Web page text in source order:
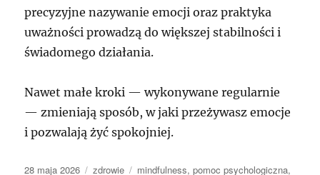
precyzyjne nazywanie emocji oraz praktyka
uważności prowadzą do większej stabilności i
świadomego działania.
Nawet małe kroki — wykonywane regularnie
— zmieniają sposób, w jaki przeżywasz emocje
i pozwalają żyć spokojniej.
Data
28 maja 2026 Kategorie
zdrowie Tagi
mindfulness,pomoc psychologiczna,